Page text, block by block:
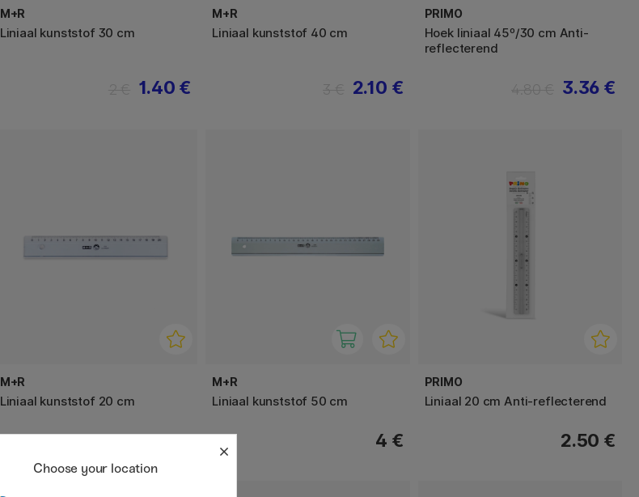
M+R
Liniaal kunststof 30 cm
1.40 €
M+R
Liniaal kunststof 40 cm
2.10 €
PRIMO
Hoek liniaal 45º/30 cm Anti-
reflecterend
3.36 €
M+R
Liniaal kunststof 20 cm
1.60 €
M+R
Liniaal kunststof 50 cm
4 €
PRIMO
Liniaal 20 cm Anti-reflecterend
2.50 €
Choose your location